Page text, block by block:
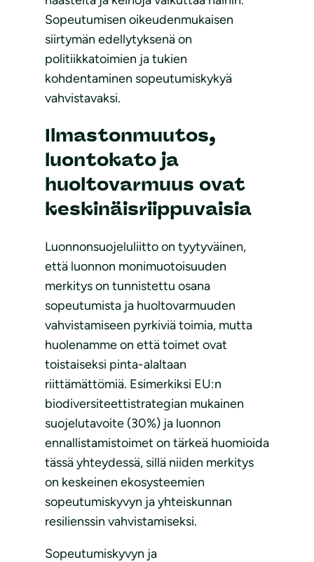
Sopeutumisen oikeudenmukaisen
siirtymän edellytyksenä on
politiikkatoimien ja tukien
kohdentaminen sopeutumiskykyä
vahvistavaksi.
Ilmastonmuutos,
luontokato ja
huoltovarmuus ovat
keskinäisriippuvaisia
Luonnonsuojeluliitto on tyytyväinen,
että luonnon monimuotoisuuden
merkitys on tunnistettu osana
sopeutumista ja huoltovarmuuden
vahvistamiseen pyrkiviä toimia, mutta
huolenamme on että toimet ovat
toistaiseksi pinta-alaltaan
riittämättömiä. Esimerkiksi EU:n
biodiversiteettistrategian mukainen
suojelutavoite (30%) ja luonnon
ennallistamistoimet on tärkeä huomioida
tässä yhteydessä, sillä niiden merkitys
on keskeinen ekosysteemien
sopeutumiskyvyn ja yhteiskunnan
resilienssin vahvistamiseksi.
Sopeutumiskyvyn ja